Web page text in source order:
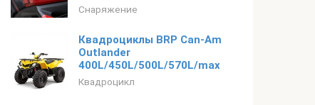
Снаряжение
Квадроциклы BRP Can-Am
Outlander
400L/450L/500L/570L/max
Квадроцикл